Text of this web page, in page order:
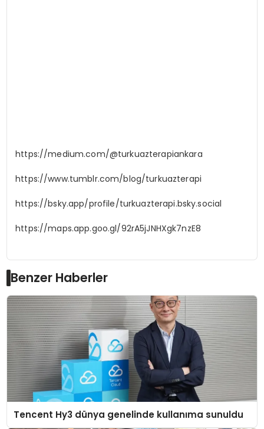
https://medium.com/@turkuazterapiankara
https://www.tumblr.com/blog/turkuazterapi
https://bsky.app/profile/turkuazterapi.bsky.social
https://maps.app.goo.gl/92rA5jJNHXgk7nzE8
Benzer Haberler
Tencent Hy3 dünya genelinde kullanıma sunuldu